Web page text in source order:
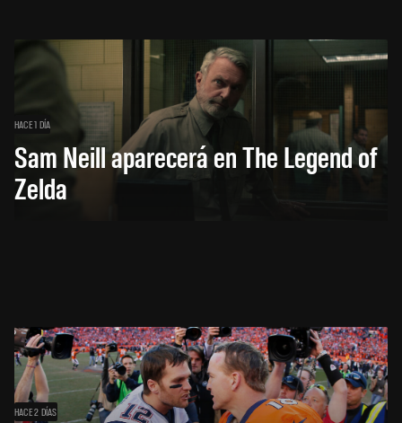
HACE 1 DÍA
Sam Neill aparecerá en The Legend of
Zelda
HACE 2 DÍAS